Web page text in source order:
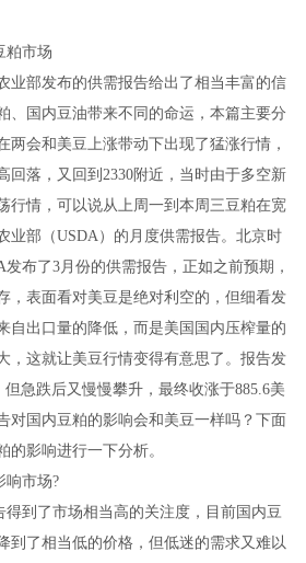
粕市场
部发布的供需报告给出了相当丰富的信
、国内豆油带来不同的命运，本篇主要分
两会和美豆上涨带动下出现了猛涨行情，
回落，又回到2330附近，当时由于多空新
行情，可以说从上周一到本周三豆粕在宽
业部（USDA）的月度供需报告。北京时
发布了3月份的供需报告，正如之前预期，
，表面看对美豆是绝对利空的，但细看发
自出口量的降低，而是美国国内压榨量的
，这就让美豆行情变得有意思了。报告发
急跌后又慢慢攀升，最终收涨于885.6美
对国内豆粕的影响会和美豆一样吗？下面
的影响进行一下分析。
市场?
到了市场相当高的关注度，目前国内豆
到了相当低的价格，但低迷的需求又难以